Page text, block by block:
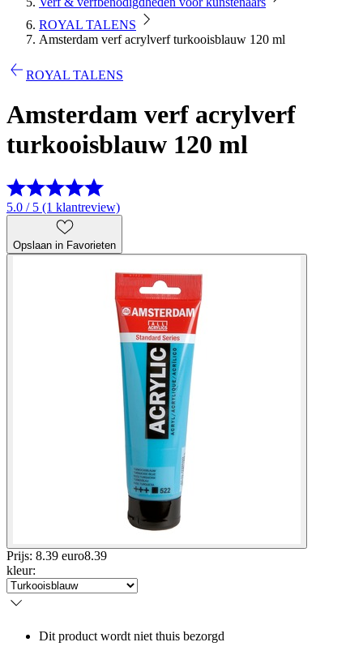
ROYAL TALENS
Amsterdam verf acrylverf turkooisblauw 120 ml
ROYAL TALENS
Amsterdam verf acrylverf
turkooisblauw 120 ml
5.0 / 5 (1 klantreview)
Opslaan in Favorieten
Prijs: 8.39 euro8.39
kleur:
Dit product wordt niet thuis bezorgd